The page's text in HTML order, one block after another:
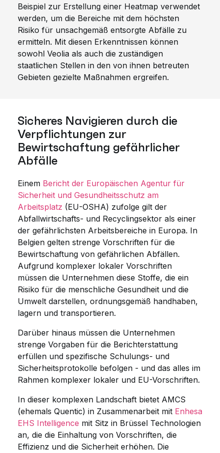
Beispiel zur Erstellung einer Heatmap verwendet
werden, um die Bereiche mit dem höchsten
Risiko für unsachgemäß entsorgte Abfälle zu
ermitteln. Mit diesen Erkenntnissen können
sowohl Veolia als auch die zuständigen
staatlichen Stellen in den von ihnen betreuten
Gebieten gezielte Maßnahmen ergreifen.
Sicheres Navigieren durch die
Verpflichtungen zur
Bewirtschaftung gefährlicher
Abfälle
Einem Bericht der Europäischen Agentur für
Sicherheit und Gesundheitsschutz am
Arbeitsplatz (EU-OSHA) zufolge gilt der
Abfallwirtschafts- und Recyclingsektor als einer
der gefährlichsten Arbeitsbereiche in Europa. In
Belgien gelten strenge Vorschriften für die
Bewirtschaftung von gefährlichen Abfällen.
Aufgrund komplexer lokaler Vorschriften
müssen die Unternehmen diese Stoffe, die ein
Risiko für die menschliche Gesundheit und die
Umwelt darstellen, ordnungsgemäß handhaben,
lagern und transportieren.
Darüber hinaus müssen die Unternehmen
strenge Vorgaben für die Berichterstattung
erfüllen und spezifische Schulungs- und
Sicherheitsprotokolle befolgen - und das alles im
Rahmen komplexer lokaler und EU-Vorschriften.
In dieser komplexen Landschaft bietet AMCS
(ehemals Quentic) in Zusammenarbeit mit Enhesa
EHS Intelligence mit Sitz in Brüssel Technologien
an, die die Einhaltung von Vorschriften, die
Effizienz und die Sicherheit erhöhen. Die